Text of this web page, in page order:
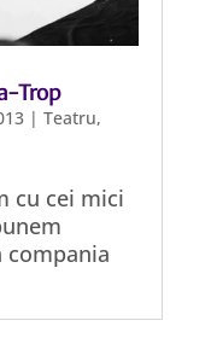
Trop
| Teatru,
cu cei mici
compania